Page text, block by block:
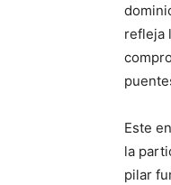
refleja
Este
la
pilar